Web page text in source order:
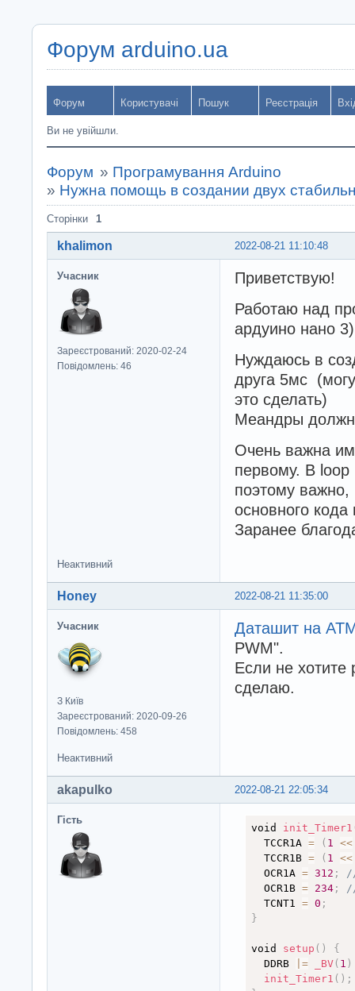
Форум arduino.ua
Форум Користувачі Пошук Реєстрація
Ви не увійшли.
Форум » Програмування Arduino
» Нужна помощь в создании двух
Сторінки 1
2022-08-21 11:10:48
khalimon
Учасник
Зареєстрований: 2020-02-24
Повідомлень: 46
Приветствую!
Работаю над
ардуино нано 3)
Нуждаюсь в
друга 5мс
это сделать)
Меандры
Очень важна
первому. В loop
поэтому
основного
Заранее
Неактивний
2022-08-21 11:35:00
Honey
Учасник
З Київ
Зареєстрований: 2020-09-26
Повідомлень: 458
Даташит на
PWM".
Если не хотите
сделаю.
Неактивний
2022-08-21 22:05:34
akapulko
Гість
void init_Timer1
  TCCR1A
= ( 1 <<
  TCCR1B
= ( 1 <<
  OCR1A
= 312 ;
  OCR1B
= 234;
  TCNT1
= 0 ;
}
void setup ( )
{
  DDRB
= _BV( 1 )
init_Timer1 ( ) ;